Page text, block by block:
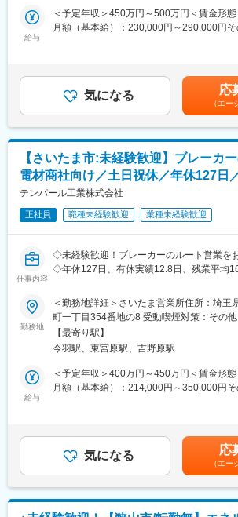
当社新機種は年間5～6台のリリースとなり
遊技機器を通してエリアでのシェアを伸ば
ただのモノ売りではなくパチンコホールへ
要素もございます。
■転勤頻度
基本的には地域に根付いて異動するエリア
各拠点ごとにエリア特性をつかむのに3～5
は異動しません。
※キャリアアップの段階で異動の可能性が
変更の範囲：会社の定める業務
分電盤の中には、安全装置として遮断器(ブ
ており、ここで漏電や過電流などによる電
防ぎ、火災や感電・機器破壊を防ぐ役割を
■業務内容
＜社内業務＞
・商品（ブレーカー・分電盤類）の手配
＜社外業務＞
・電材商社やその先の工事事業者向けの商
社内外業務の割合は半々程度。午前中は見
外回りをする社員が多いです。
■営業スタイルについて
長くお取引のある顧客への完全ルート営業
ございません。
担当顧客数：1人当たり20～30社程度です。
キャリアアップを見据え、他部署へのチャ
製品の見方、図面の見方、業務の端末操作
ます。
有休・各種休暇とは別に、子育ての行事・
使える休暇です。消化しきれていない有休
分として上限80日まで貯めることができま
■当社製品の強み
給与
＜予定年収＞450万円～500万円＜賃金形
月額（基本給）：230,000円～290,000円そ
安の金額であり、選考を通じて上下する可
(月額)は固定手当を含めた表記です。
気になる 応
（エー
【さいたま市:未経験歓迎】ブレーカ
電材商社向け／土日祝休／年休127日
テンパール工業株式会社
正社員 職種未経験歓迎 業種未経験歓迎
仕事内容
◇未経験歓迎！ブレーカーのルート営業を
◇年休127日、有休実績12.8日、残業平均
＜当社主力商品「ブレーカ・分電盤」につ
電力会社から送られた電気は、分電盤で分
セントやスイッチに流れます。
分電盤の中には、安全装置として遮断器(ブ
ており、ここで漏電や過電流などによる電
防ぎ、火災や感電・機器破壊を防ぐ役割を
人の命を感電から守り、大切な住宅・建物
■業務内容
＜社内業務＞
・特定のお客様（主に電気材料商社）から
勤務地
＜勤務地詳細＞さいたま営業所住所：埼玉
町一丁目354番地の8 受動喫煙対策：その他
喫煙可能スペース有））変更の範囲：会社
【最寄り駅】
今羽駅、東宮原駅、吉野原駅
給与
＜予定年収＞400万円～450万円＜賃金形
月額（基本給）：214,000円～350,000円そ
安の金額であり、選考を通じて上下する可
(月額)は固定手当を含めた表記です。
気になる 応
（エー